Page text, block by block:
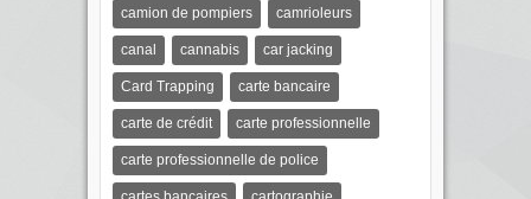
camion de pompiers camrioleurs
canal cannabis car jacking
Card Trapping carte bancaire
carte de crédit carte professionnelle
carte professionnelle de police